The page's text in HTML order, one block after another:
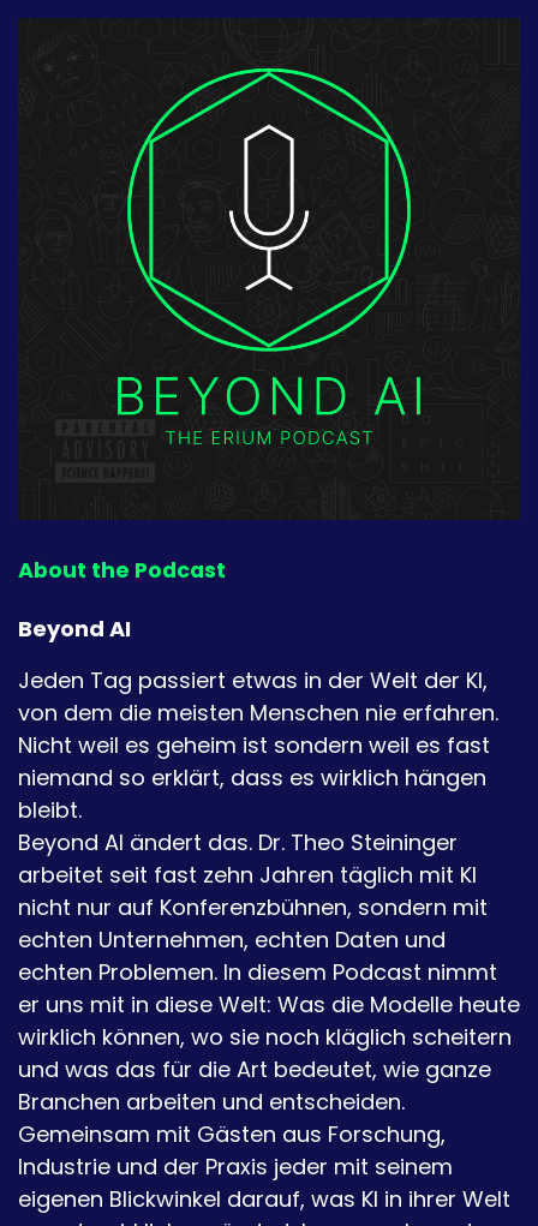
About the Podcast
Beyond AI
Jeden Tag passiert etwas in der Welt der KI,
von dem die meisten Menschen nie erfahren.
Nicht weil es geheim ist sondern weil es fast
niemand so erklärt, dass es wirklich hängen
bleibt.
Beyond AI ändert das. Dr. Theo Steininger
arbeitet seit fast zehn Jahren täglich mit KI
nicht nur auf Konferenzbühnen, sondern mit
echten Unternehmen, echten Daten und
echten Problemen. In diesem Podcast nimmt
er uns mit in diese Welt: Was die Modelle heute
wirklich können, wo sie noch kläglich scheitern
und was das für die Art bedeutet, wie ganze
Branchen arbeiten und entscheiden.
Gemeinsam mit Gästen aus Forschung,
Industrie und der Praxis jeder mit seinem
eigenen Blickwinkel darauf, was KI in ihrer Welt